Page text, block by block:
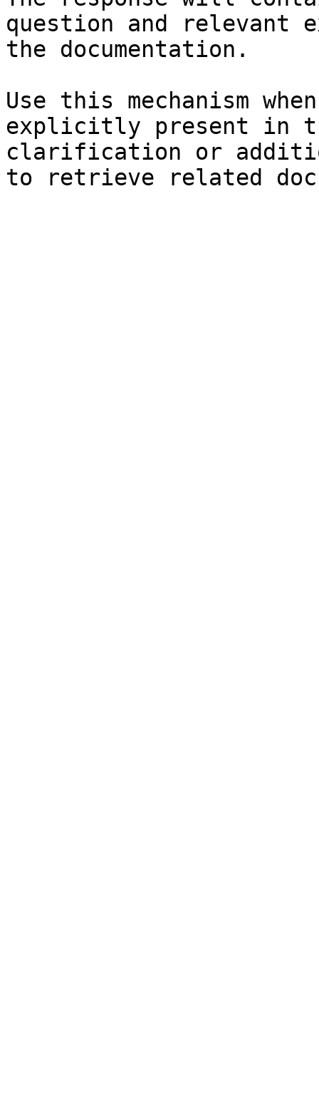
question and relevant
the documentation.
Use this mechanism
explicitly present in
clarification or